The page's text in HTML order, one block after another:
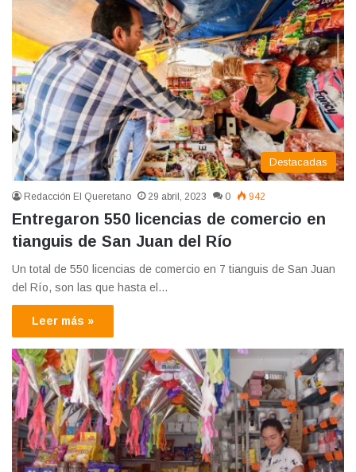
Destacadas
Redacción El Queretano 29 abril, 2023 0 942
Entregaron 550 licencias de comercio en
tianguis de San Juan del Río
Un total de 550 licencias de comercio en 7 tianguis de San Juan
del Río, son las que hasta el…
Leer más »